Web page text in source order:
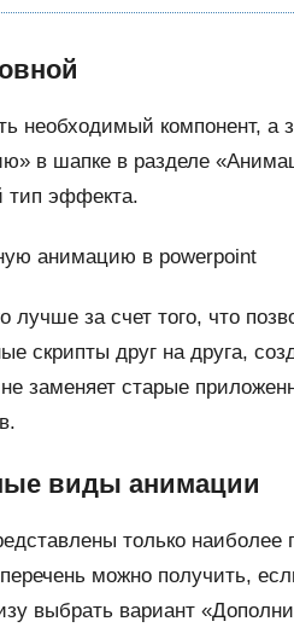
необходимый компонент, а
в шапке в разделе
тип эффекта.
лучше за счет того, что
скрипты друг на друга,
заменяет старые
виды анимации
только наиболее
можно получить,
выбрать вариант